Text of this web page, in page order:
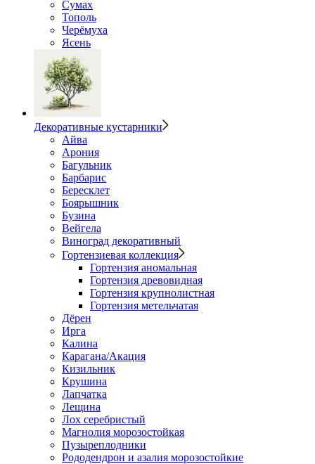
Сумах
Тополь
Черёмуха
Ясень
Декоративные кустарники
Айва
Арония
Багульник
Барбарис
Бересклет
Боярышник
Бузина
Вейгела
Виноград декоративный
Гортензиевая коллекция
Гортензия аномальная
Гортензия древовидная
Гортензия крупнолистная
Гортензия метельчатая
Дёрен
Ирга
Калина
Карагана/Акация
Кизильник
Крушина
Лапчатка
Лещина
Лох серебристый
Магнолия морозостойкая
Пузыреплодники
Рододендрон и азалия морозостойкие